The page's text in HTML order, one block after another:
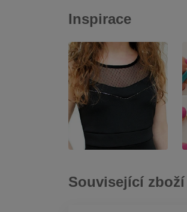
Inspirace
Související zboží